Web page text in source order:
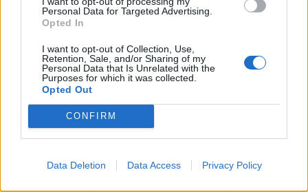
Personal Data for Targeted Advertising.
Opted In
I want to opt-out of Collection, Use,
Retention, Sale, and/or Sharing of my
Personal Data that Is Unrelated with the
Purposes for which it was collected.
Opted Out
CONFIRM
Data Deletion Data Access Privacy Policy
UUTISET
Moottoripyöräilijä pakeni poliisia